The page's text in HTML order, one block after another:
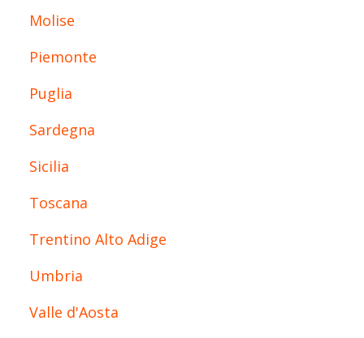
Molise
Piemonte
Puglia
Sardegna
Sicilia
Toscana
Trentino Alto Adige
Umbria
Valle d'Aosta